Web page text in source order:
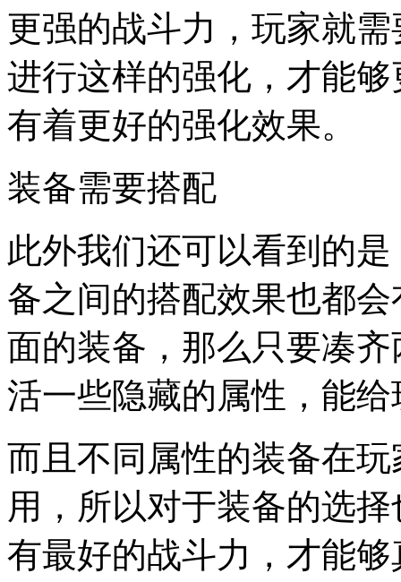
更强的战斗力，玩家就
进行这样的强化，才能
有着更好的强化效果。
装备需要搭配
此外我们还可以看到的
备之间的搭配效果也都
面的装备，那么只要凑
活一些隐藏的属性，能
而且不同属性的装备在
用，所以对于装备的选
有最好的战斗力，才能